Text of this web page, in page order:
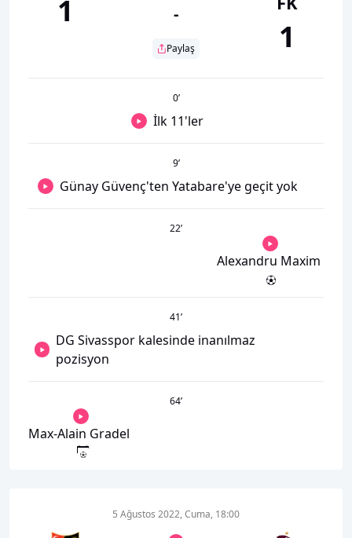
1 -
Paylaş 1
0’
İlk 11'ler
9’
Günay Güvenç'ten Yatabare'ye geçit yok
22’
Alexandru Maxim
41’
DG Sivasspor kalesinde inanılmaz
pozisyon
64’
Max-Alain Gradel
5 Ağustos 2022, Cuma, 18:00